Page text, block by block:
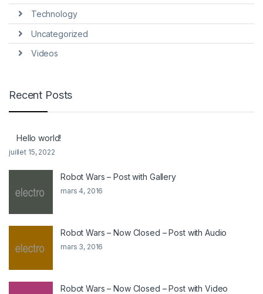
Technology
Uncategorized
Videos
Recent Posts
Hello world!
juillet 15, 2022
Robot Wars – Post with Gallery
mars 4, 2016
Robot Wars – Now Closed – Post with Audio
mars 3, 2016
Robot Wars – Now Closed – Post with Video